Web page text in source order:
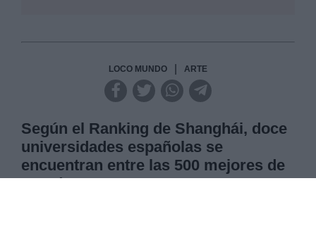
LOCO MUNDO ARTE
Según el Ranking de Shanghái, doce
universidades españolas se
encuentran entre las 500 mejores de
mundo